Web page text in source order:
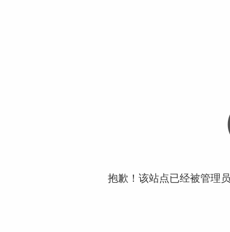
抱歉！该站点已经被管理